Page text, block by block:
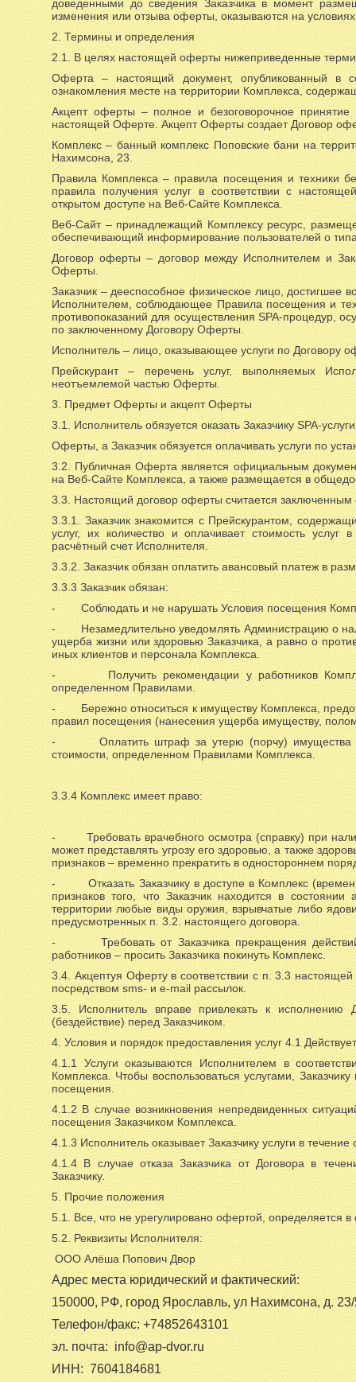
доведенными до сведения Заказчика в момент
изменения или отзыва оферты, оказываются на
2. Термины и определения
2.1. В целях настоящей оферты нижеприведенные
Оферта – настоящий документ, опубликованный в
ознакомления месте на территории Комплекса,
Акцепт оферты – полное и безоговорочное
настоящей Оферте. Акцепт Оферты создает Договор
Комплекс – банный комплекс Поповские бани на
Нахимсона, 23.
Правила Комплекса – правила посещения и техники
правила получения услуг в соответствии с
открытом доступе на Веб-Сайте Комплекса.
Веб-Сайт – принадлежащий Комплексу ресурс,
обеспечивающий информирование пользователей о
Договор оферты – договор между Исполнителем и
Оферты.
Заказчик – дееспособное физическое лицо, достигшее
Исполнителем, соблюдающее Правила посещения и
противопоказаний для осуществления SPA-процедур,
по заключенному Договору Оферты.
Исполнитель – лицо, оказывающее услуги по Договору
Прейскурант – перечень услуг, выполняемых
неотъемлемой частью Оферты.
3. Предмет Оферты и акцепт Оферты
3.1. Исполнитель обязуется оказать Заказчику SPA-
Оферты, а Заказчик обязуется оплачивать услуги по
3.2. Публичная Оферта является официальным
на Веб-Сайте Комплекса, а также размещается в
3.3. Настоящий договор оферты считается
3.3.1. Заказчик знакомится с Прейскурантом,
услуг, их количество и оплачивает стоимость
расчётный счет Исполнителя.
3.3.2. Заказчик обязан оплатить авансовый платеж в
3.3.3 Заказчик обязан:
- Соблюдать и не нарушать Условия посещения
- Незамедлительно уведомлять Администрацию о
ущерба жизни или здоровью Заказчика, а равно о
иных клиентов и персонала Комплекса.
- Получить рекомендации у работников
определенном Правилами.
- Бережно относиться к имуществу Комплекса,
правил посещения (нанесения ущерба имуществу,
- Оплатить штраф за утерю (порчу) имущества
стоимости, определенном Правилами Комплекса.
3.3.4 Комплекс имеет право:
- Требовать врачебного осмотра (справку) при
может представлять угрозу его здоровью, а также
признаков – временно прекратить в одностороннем
- Отказать Заказчику в доступе в Комплекс
признаков того, что Заказчик находится в
территории любые виды оружия, взрывчатые либо
предусмотренных п. 3.2. настоящего договора.
- Требовать от Заказчика прекращения
работников – просить Заказчика покинуть Комплекс.
3.4. Акцептуя Оферту в соответствии с п. 3.3
посредством sms- и e-mail рассылок.
3.5. Исполнитель вправе привлекать к исполнению
(бездействие) перед Заказчиком.
4. Условия и порядок предоставления услуг 4.1
4.1.1 Услуги оказываются Исполнителем в
Комплекса. Чтобы воспользоваться услугами,
посещения.
4.1.2 В случае возникновения непредвиденных
посещения Заказчиком Комплекса.
4.1.3 Исполнитель оказывает Заказчику услуги в течение
4.1.4 В случае отказа Заказчика от Договора в
Заказчику.
5. Прочие положения
5.1. Все, что не урегулировано офертой, определяется
5.2. Реквизиты Исполнителя:
ООО Алёша Попович Двор
Адрес места юридический и фактический:
150000, РФ, город Ярославль, ул Нахимсона, д.
Телефон/факс: +74852643101
эл. почта: info@ap-dvor.ru
ИНН: 7604184681